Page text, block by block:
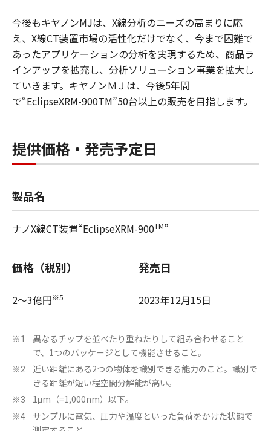
今後もキヤノンMJは、X線分析のニーズの高まりに応
え、X線CT装置市場の活性化だけでなく、今まで困難で
あったアプリケーションの分析を実現するため、商品ラ
インアップを拡充し、分析ソリューション事業を拡大し
ていきます。キヤノンＭＪは、今後5年間
で“EclipseXRM-900TM”50台以上の販売を目指します。
提供価格・発売予定日
製品名
ナノX線CT装置“EclipseXRM-900TM”
価格（税別）
2～3億円※5
発売日
2023年12月15日
※1
異なるチップを並べたり重ねたりして組み合わせること
で、1つのパッケージとして機能させること。
※2
近い距離にある2つの物体を識別できる能力のこと。識別で
きる距離が短い程空間分解能が高い。
※3 1μm（=1,000nm）以下。
※4
サンプルに電気、圧力や温度といった負荷をかけた状態で